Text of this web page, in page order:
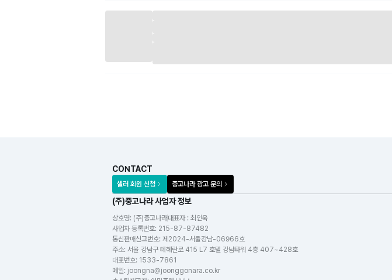
CONTACT
셀러 회원 신청 중고나라 광고 문의
(주)중고나라 사업자 정보
상호명: (주)중고나라대표자 : 최인욱
사업자 등록번호: 215-87-87482
통신판매신고번호: 제2024-서울강남-06966호
주소: 서울 강남구 테헤란로 415 L7 호텔 강남타워 4층 407~428호
대표번호: 1533-7861
메일: joongna@joonggonara.co.kr